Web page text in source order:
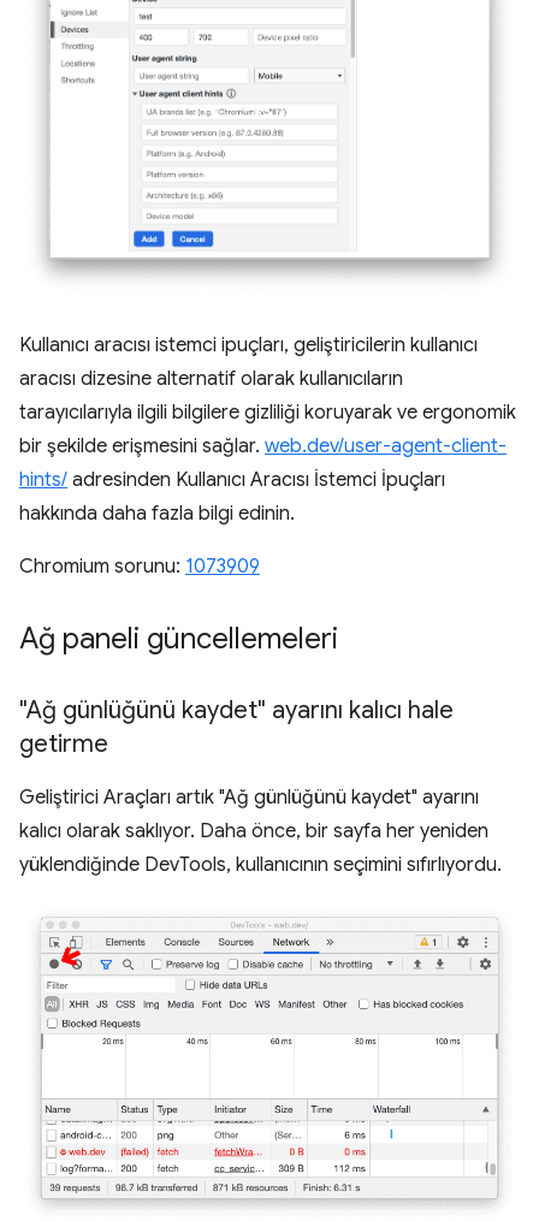
Kullanıcı aracısı istemci ipuçları, geliştiricilerin kullanıcı
aracısı dizesine alternatif olarak kullanıcıların
tarayıcılarıyla ilgili bilgilere gizliliği koruyarak ve ergonomik
bir şekilde erişmesini sağlar. web.dev/user-agent-client-
hints/ adresinden Kullanıcı Aracısı İstemci İpuçları
hakkında daha fazla bilgi edinin.
Chromium sorunu: 1073909
Ağ paneli güncellemeleri
"Ağ günlüğünü kaydet" ayarını kalıcı hale
getirme
Geliştirici Araçları artık "Ağ günlüğünü kaydet" ayarını
kalıcı olarak saklıyor. Daha önce, bir sayfa her yeniden
yüklendiğinde DevTools, kullanıcının seçimini sıfırlıyordu.